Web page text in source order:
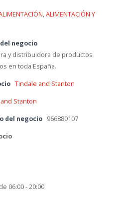
,ALIMENTACIÓN Y
negocio
y distribuidora de productos
en toda España.
Tindale and Stanton
Stanton
del negocio 966880107
06:00 - 20:00